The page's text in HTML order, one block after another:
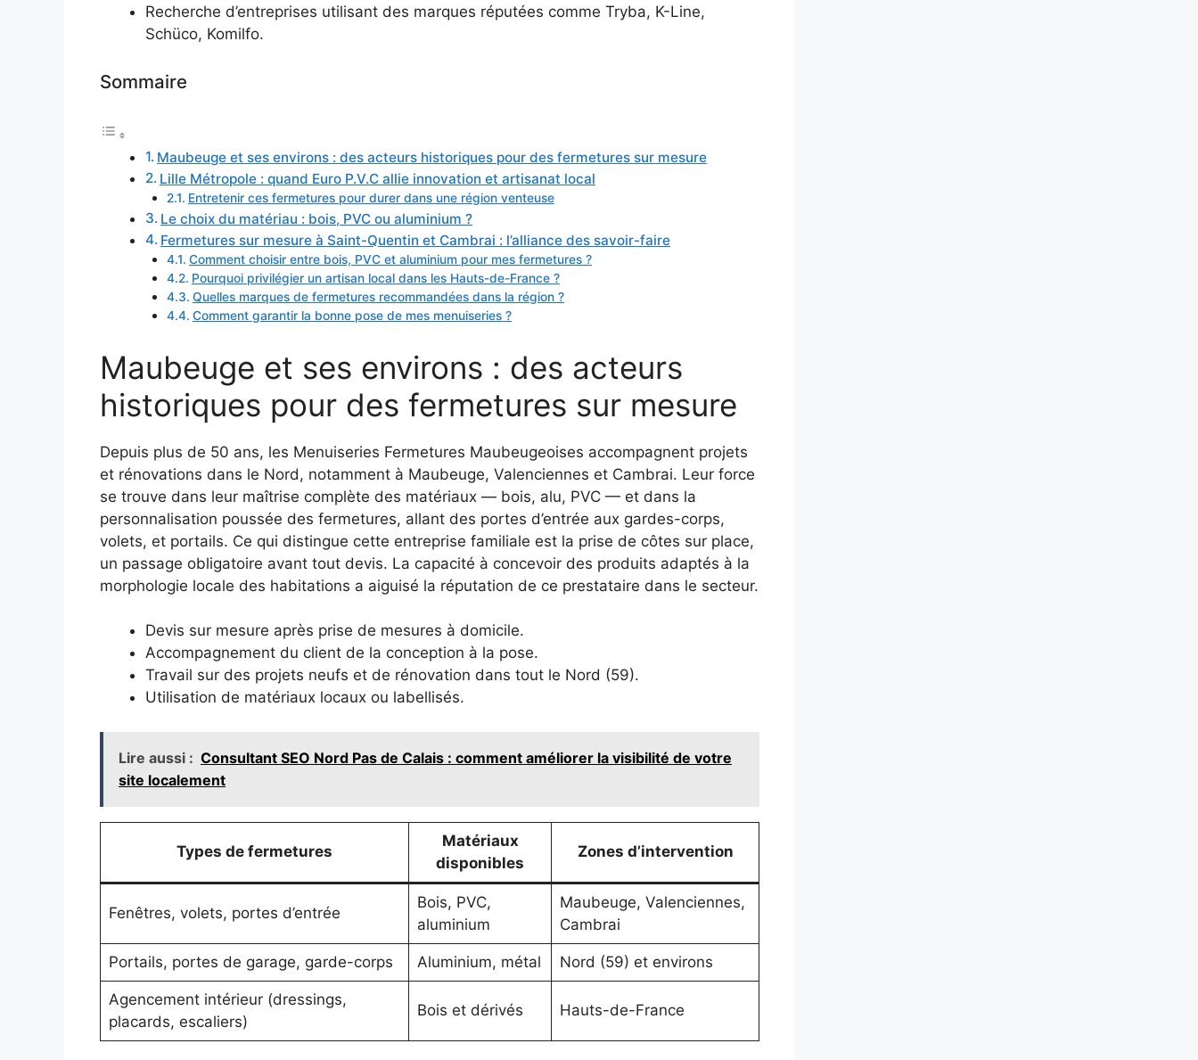
Recherche d’entreprises utilisant des marques réputées comme Tryba, K-Line,
Schüco, Komilfo.
Sommaire
Maubeuge et ses environs : des acteurs historiques pour des fermetures sur mesure
Lille Métropole : quand Euro P.V.C allie innovation et artisanat local
Entretenir ces fermetures pour durer dans une région venteuse
Le choix du matériau : bois, PVC ou aluminium ?
Fermetures sur mesure à Saint-Quentin et Cambrai : l’alliance des savoir-faire
Comment choisir entre bois, PVC et aluminium pour mes fermetures ?
Pourquoi privilégier un artisan local dans les Hauts-de-France ?
Quelles marques de fermetures recommandées dans la région ?
Comment garantir la bonne pose de mes menuiseries ?
Maubeuge et ses environs : des acteurs
historiques pour des fermetures sur mesure
Depuis plus de 50 ans, les Menuiseries Fermetures Maubeugeoises accompagnent projets
et rénovations dans le Nord, notamment à Maubeuge, Valenciennes et Cambrai. Leur force
se trouve dans leur maîtrise complète des matériaux — bois, alu, PVC — et dans la
personnalisation poussée des fermetures, allant des portes d’entrée aux gardes-corps,
volets, et portails. Ce qui distingue cette entreprise familiale est la prise de côtes sur place,
un passage obligatoire avant tout devis. La capacité à concevoir des produits adaptés à la
morphologie locale des habitations a aiguisé la réputation de ce prestataire dans le secteur.
Devis sur mesure après prise de mesures à domicile.
Accompagnement du client de la conception à la pose.
Travail sur des projets neufs et de rénovation dans tout le Nord (59).
Utilisation de matériaux locaux ou labellisés.
Lire aussi : Consultant SEO Nord Pas de Calais : comment améliorer la visibilité de votre
site localement
Types de fermetures
Matériaux
disponibles
Zones d’intervention
Fenêtres, volets, portes d’entrée
Bois, PVC,
aluminium
Maubeuge, Valenciennes,
Cambrai
Portails, portes de garage, garde-corps Aluminium, métal Nord (59) et environs
Agencement intérieur (dressings,
placards, escaliers)
Bois et dérivés Hauts-de-France